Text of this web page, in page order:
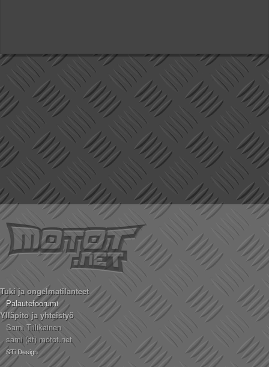
Tuki ja ongelmatilanteet
Palautefoorumi
Ylläpito ja yhteistyö
Sami Tiilikainen
sami (ät) motot.net
STi Design